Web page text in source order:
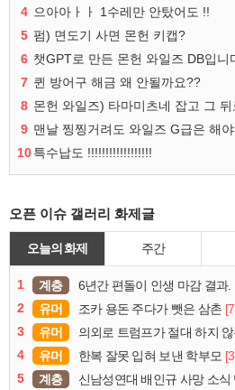
4 으아아ㅏㅏ 1수레만 안탔어도 !!
5 펌) 면도기 사면 몬헌 키캡?
6 챗GPT로 만든 몬헌 와일즈 DB입니
7 퀸 방어구 해금 왜 안될까요??
8
9 맨날 찡찡거려도 와일즈 G급은 해
10특수납도 !!!!!!!!!!!!!!!!!!
오픈 이슈 갤러리 화제글
오늘의 화제 주간
1 계층 6년간 편돌이 인생 마감 결과.
2
유머 조카 용돈 주다가 뺏은 삼촌
3
유머 의외로 트럼프가 절대 하지
4
유머 한복 잘못 입혀 보낸 학부모
5
계층 신남성연대 배인규 사망 소식